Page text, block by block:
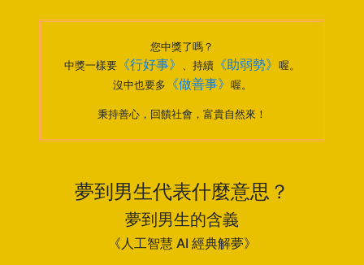
您中獎了嗎？
中獎一樣要 《行好事》 、持續 《助弱勢》 喔。
沒中也要多
《做善事》 喔。
秉持善心，回饋社會，富貴自然來！
夢到男生代表什麼意思？
夢到男生的含義
《人工智慧 AI 經典解夢》